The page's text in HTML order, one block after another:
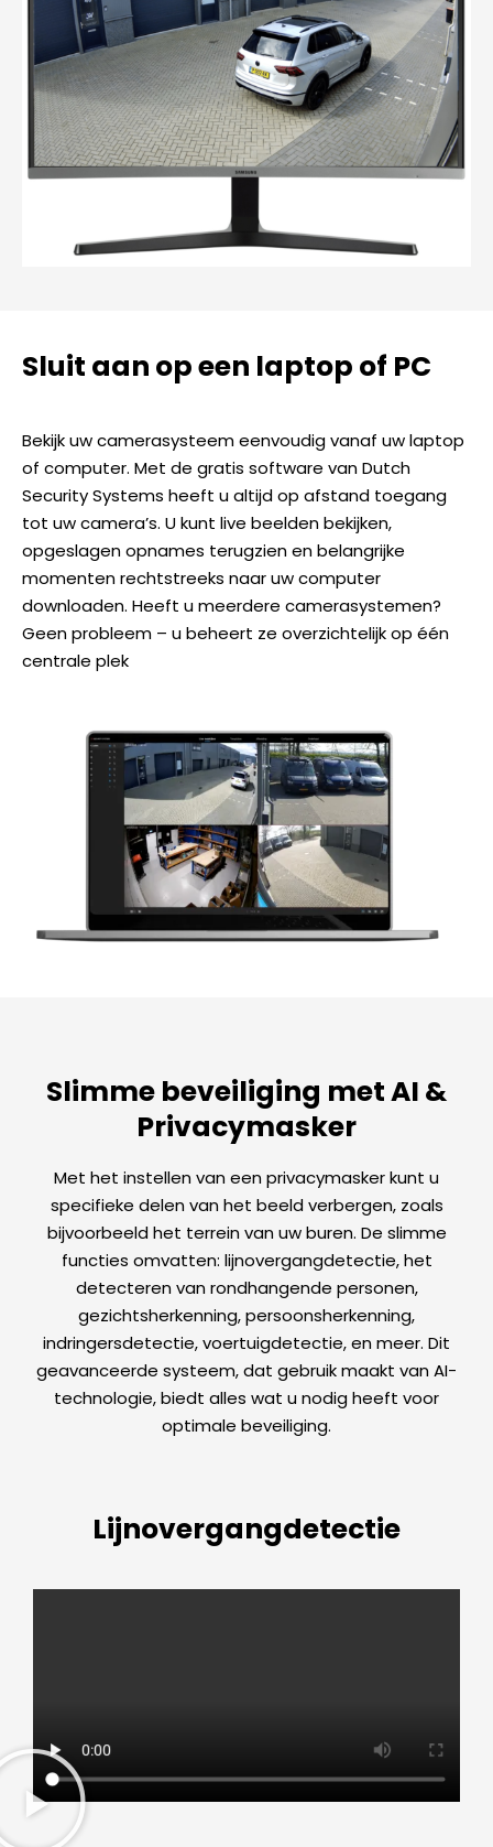
Sluit aan op een laptop of PC
Bekijk uw camerasysteem eenvoudig vanaf uw laptop
of computer. Met de gratis software van Dutch
Security Systems heeft u altijd op afstand toegang
tot uw camera’s. U kunt live beelden bekijken,
opgeslagen opnames terugzien en belangrijke
momenten rechtstreeks naar uw computer
downloaden. Heeft u meerdere camerasystemen?
Geen probleem – u beheert ze overzichtelijk op één
centrale plek
Slimme beveiliging met AI &
Privacymasker
Met het instellen van een privacymasker kunt u
specifieke delen van het beeld verbergen, zoals
bijvoorbeeld het terrein van uw buren. De slimme
functies omvatten: lijnovergangdetectie, het
detecteren van rondhangende personen,
gezichtsherkenning, persoonsherkenning,
indringersdetectie, voertuigdetectie, en meer. Dit
geavanceerde systeem, dat gebruik maakt van AI-
technologie, biedt alles wat u nodig heeft voor
optimale beveiliging.
Lijnovergangdetectie